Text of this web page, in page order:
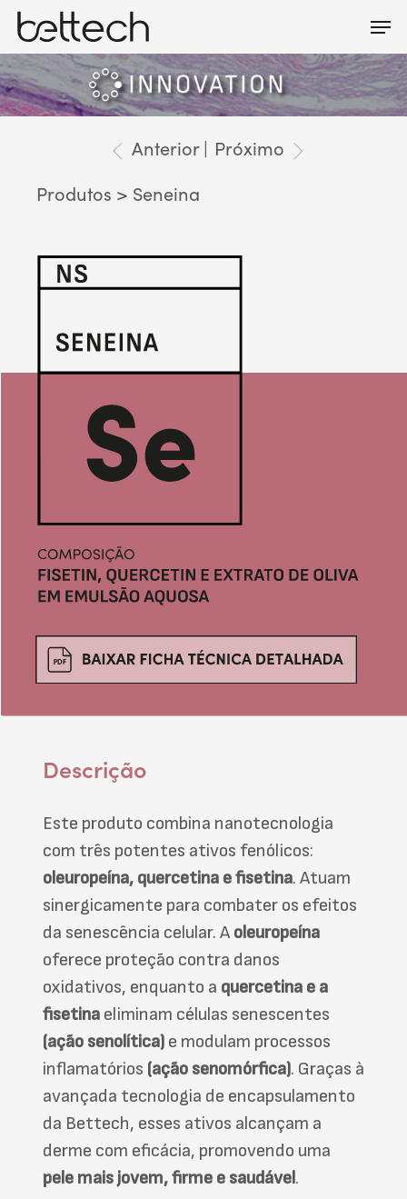
Skip
main
content
Menu
Anterior | Próximo
Produtos > Seneina
Descrição
Este produto combina nanotecnologia
com três potentes ativos fenólicos:
oleuropeína, quercetina e fisetina. Atuam
sinergicamente para combater os efeitos
da senescência celular. A oleuropeína
oferece proteção contra danos
oxidativos, enquanto a quercetina e a
fisetinaeliminam células senescentes
(ação senolítica)e modulam processos
inflamatórios (ação senomórfica). Graças à
avançada tecnologia de encapsulamento
da Bettech, esses ativos alcançam a
derme com eficácia, promovendo uma
pele mais jovem, firme e saudável.